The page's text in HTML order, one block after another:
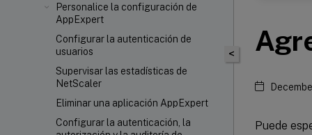
Personalice la configuración de
AppExpert
Configurar la autenticación de
usuarios
Supervisar las estadísticas de
NetScaler
Eliminar una aplicación AppExpert
Configurar la autenticación, la
<
Puede